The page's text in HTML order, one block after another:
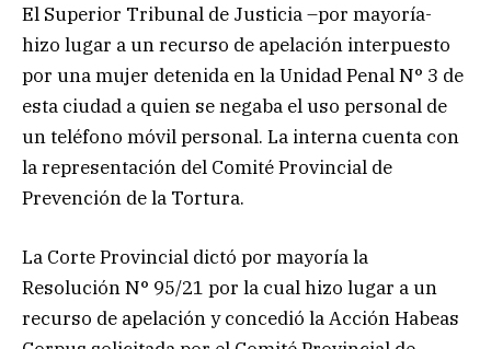
El Superior Tribunal de Justicia –por mayoría-
hizo lugar a un recurso de apelación interpuesto
por una mujer detenida en la Unidad Penal N° 3 de
esta ciudad a quien se negaba el uso personal de
un teléfono móvil personal. La interna cuenta con
la representación del Comité Provincial de
Prevención de la Tortura.
La Corte Provincial dictó por mayoría la
Resolución N° 95/21 por la cual hizo lugar a un
recurso de apelación y concedió la Acción Habeas